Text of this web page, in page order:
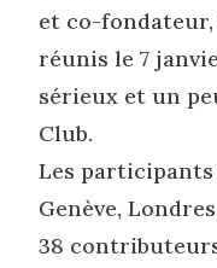
et co-
réunis le 7
sérieux et un
Club.
Les participants
Genève,
38